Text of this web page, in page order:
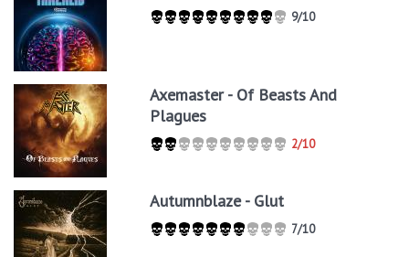
9/10
Axemaster - Of Beasts And
Plagues
2/10
Autumnblaze - Glut
7/10